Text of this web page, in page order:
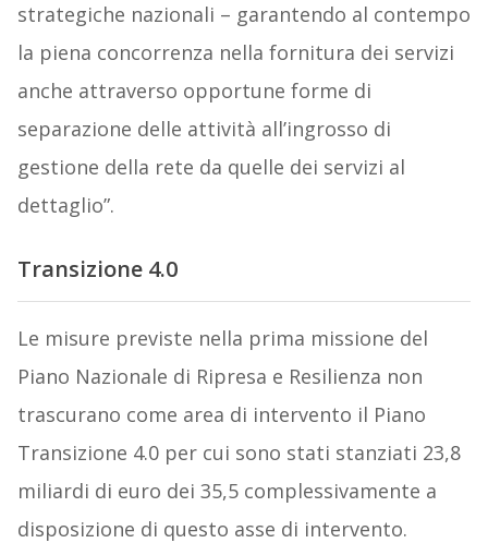
strategiche nazionali – garantendo al contempo
la piena concorrenza nella fornitura dei servizi
anche attraverso opportune forme di
separazione delle attività all’ingrosso di
gestione della rete da quelle dei servizi al
dettaglio”.
Transizione 4.0
Le misure previste nella prima missione del
Piano Nazionale di Ripresa e Resilienza non
trascurano come area di intervento il Piano
Transizione 4.0 per cui sono stati stanziati 23,8
miliardi di euro dei 35,5 complessivamente a
disposizione di questo asse di intervento.